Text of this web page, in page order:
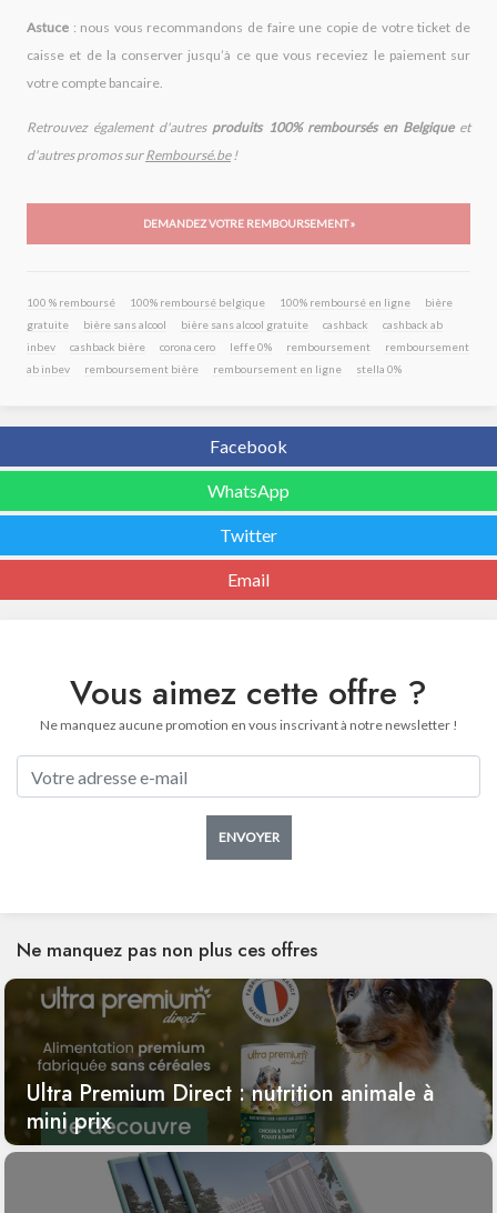
Astuce : nous vous recommandons de faire une copie de votre ticket de
caisse et de la conserver jusqu’à ce que vous receviez le paiement sur
votre compte bancaire.
Retrouvez également d'autres produits 100% remboursés en Belgiqueet
d'autres promos surRemboursé.be!
DEMANDEZ VOTRE REMBOURSEMENT »
100 % remboursé 100% remboursé belgique 100% remboursé en ligne
bière
gratuite
bière sans alcool bière sans alcool gratuite cashback
cashback ab
inbev
cashback bière corona cero leffe 0% remboursement
remboursement
ab inbev
remboursement bière remboursement en ligne stella 0%
Facebook
WhatsApp
Twitter
Email
Vous aimez cette offre ?
Ne manquez aucune promotion en vous inscrivant à notre newsletter !
ENVOYER
Ne manquez pas non plus ces offres
Ultra Premium Direct : nutrition animale à
mini prix